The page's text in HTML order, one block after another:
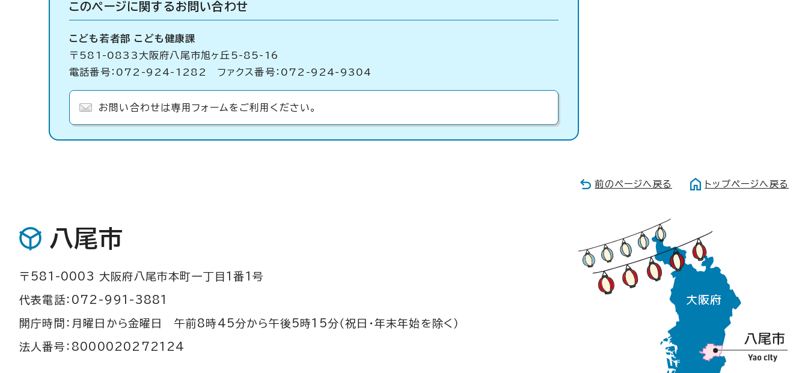
このページに関するお問い合わせ
こども若者部 こども健康課
〒581-0833大阪府八尾市旭ヶ丘5-85-16
電話番号：072-924-1282 ファクス番号：072-924-9304
お問い合わせは専用フォームをご利用ください。
前のページへ戻る トップページへ戻る
八尾市
〒581-0003 大阪府八尾市本町一丁目1番1号
代表電話：072-991-3881
開庁時間：月曜日から金曜日 午前8時45分から午後5時15分（祝日・年末年始を除く）
法人番号：8000020272124